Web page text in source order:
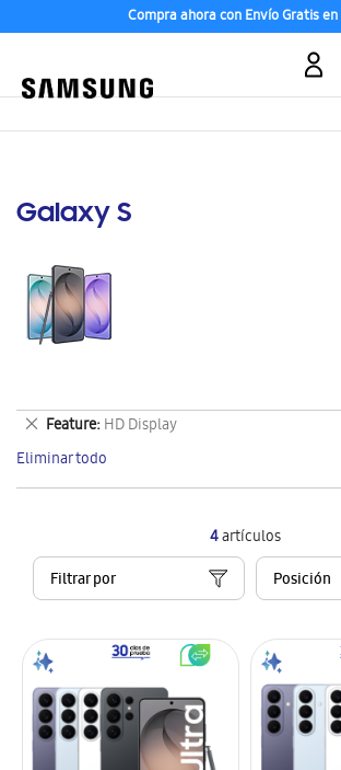
Compra ahora con Envío Gratis en
Galaxy S
4artículos
Filtrar por
Feature HD Display
Eliminar
este
artículo
Eliminar todo